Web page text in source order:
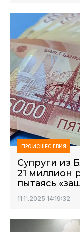
ПРОИСШЕСТВИЯ
Супруги из
21 миллион
пытаясь
11.11.2025 14:19:32